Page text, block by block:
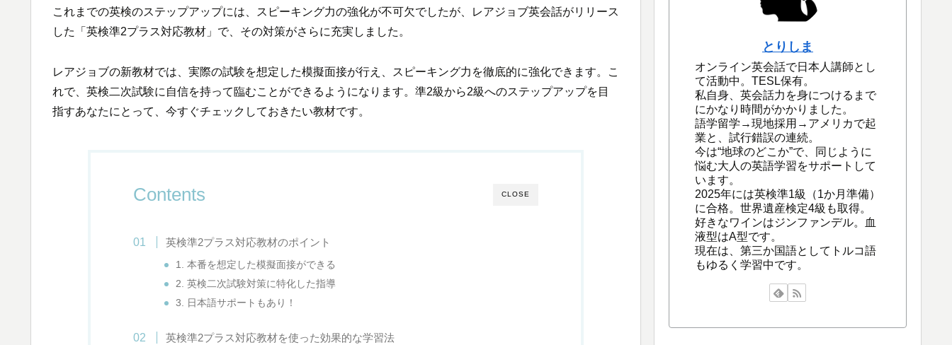
これまでの英検のステップアップには、スピーキング力の強化が不可欠でしたが、レアジョブ英会話がリリース
した「英検準2プラス対応教材」で、その対策がさらに充実しました。
レアジョブの新教材では、実際の試験を想定した模擬面接が行え、スピーキング力を徹底的に強化できます。こ
れで、英検二次試験に自信を持って臨むことができるようになります。準2級から2級へのステップアップを目
指すあなたにとって、今すぐチェックしておきたい教材です。
CLOSE
Contents
英検準2プラス対応教材のポイント
1. 本番を想定した模擬面接ができる
2. 英検二次試験対策に特化した指導
3. 日本語サポートもあり！
英検準2プラス対応教材を使った効果的な学習法
とりしま
オンライン英会話で日本人講師とし
て活動中。TESL保有。
私自身、英会話力を身につけるまで
にかなり時間がかかりました。
語学留学→現地採用→アメリカで起
業と、試行錯誤の連続。
今は“地球のどこか”で、同じように
悩む大人の英語学習をサポートして
います。
2025年には英検準1級（1か月準備）
に合格。世界遺産検定4級も取得。
好きなワインはジンファンデル。血
液型はA型です。
現在は、第三か国語としてトルコ語
もゆるく学習中です。